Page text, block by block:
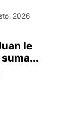
2026
le